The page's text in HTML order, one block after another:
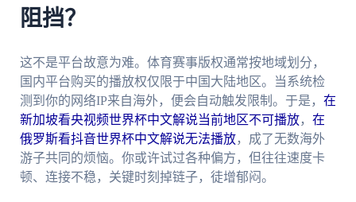
阻挡？
这不是平台故意为难。体育赛事版权通常按地域划分，
国内平台购买的播放权仅限于中国大陆地区。当系统检
测到你的网络IP来自海外，便会自动触发限制。于是， 在
新加坡看央视频世界杯中文解说当前地区不可播放， 在
俄罗斯看抖音世界杯中文解说无法播放，成了无数海外
游子共同的烦恼。你或许试过各种偏方，但往往速度卡
顿、连接不稳，关键时刻掉链子，徒增郁闷。